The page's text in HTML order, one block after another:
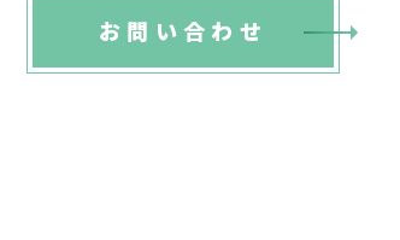
お問い合わせ